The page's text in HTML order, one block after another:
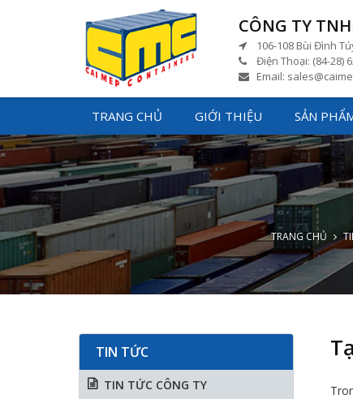
CÔNG TY
106-108 Bùi Đình
Điện Thoại: (84-28)
Email:
TRANG CHỦ GIỚI THIỆU SẢN
TRANG CHỦ
TIN TỨC
TIN TỨC CÔNG TY
CONTAINER KHÔ 20 FEET GP ISO
ĐÃ QUA SỬ DỤNG